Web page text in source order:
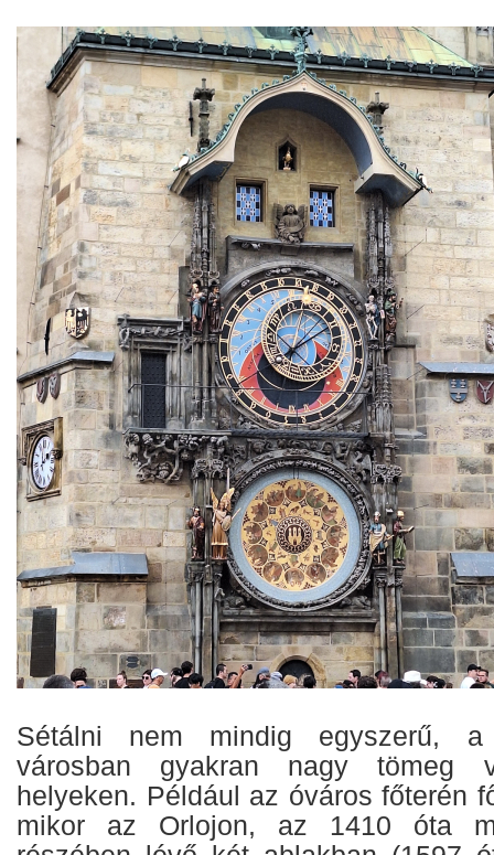
Sétálni nem mindig egyszerű, a
városban gyakran nagy tömeg
helyeken. Például az óváros főterén
mikor az Orlojon, az 1410 óta